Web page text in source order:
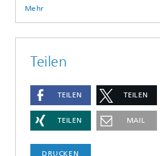
Mehr
Teilen
TEILEN TEILEN
TEILEN MAIL
DRUCKEN